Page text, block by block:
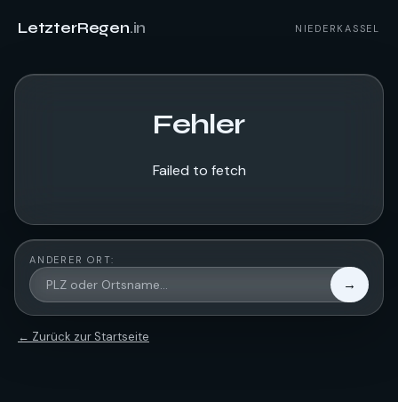
LetzterRegen.in NIEDERKASSEL
Fehler
Failed to fetch
ANDERER ORT:
→
← Zurück zur Startseite